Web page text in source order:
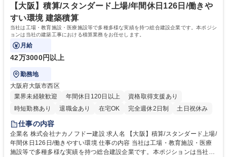
います。 学歴・資格 学歴：大学院 大学 高専 短大 専修学校 高校 語学力：
資格：一級建築士 1級建築施工管理技士
【大阪】積算/スタンダード上場/年間休日126日/働きや
すい環境 建築積算
当社は工場・教育施設・医療施設等で多種多様な実績を持つ総合建設企業です。本ポジシ
ョンは当社の建築工事における積算業務をお任せします。
月給
42万3000円以上
勤務地
大阪府大阪市西区
業界未経験歓迎
年間休日120日以上
資格取得支援あり
時短勤務あり
退職金あり 在宅OK 完全週休2日制 土日祝休み
仕事の内容
企業名 株式会社ナカノフドー建設 求人名 【大阪】積算/スタンダード上場/
年間休日126日/働きやすい環境 仕事の内容 当社は工場・教育施設・医療
施設等で多種多様な実績を持つ総合建設企業です。本ポジションは当社の